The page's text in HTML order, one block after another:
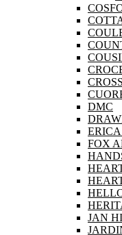
DMC
FOX
JAN